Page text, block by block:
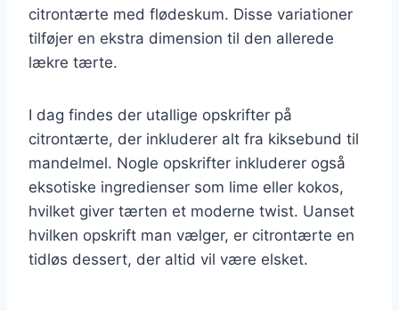
citrontærte med flødeskum. Disse variationer
tilføjer en ekstra dimension til den allerede
lækre tærte.
I dag findes der utallige opskrifter på
citrontærte, der inkluderer alt fra kiksebund til
mandelmel. Nogle opskrifter inkluderer også
eksotiske ingredienser som lime eller kokos,
hvilket giver tærten et moderne twist. Uanset
hvilken opskrift man vælger, er citrontærte en
tidløs dessert, der altid vil være elsket.